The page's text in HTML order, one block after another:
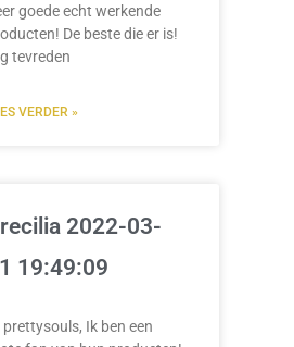
goede echt werkende
De beste die er is!
tevreden
VERDER »
2022-03-
19:49:09
prettysouls, Ik ben een